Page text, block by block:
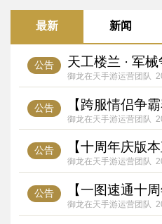
最新 新闻
公告 天工楼兰 · 军
御龙在天手游运营团队
公告 【跨服情侣争
御龙在天手游运营团队
公告
御龙在天手游运营团队
公告
御龙在天手游运营团队